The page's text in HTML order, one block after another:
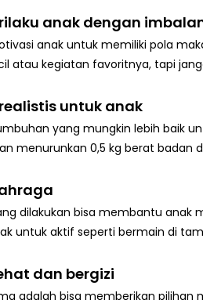
anak dengan
anak untuk memiliki pola
atau kegiatan favoritnya, tapi
untuk anak
yang mungkin lebih baik
menurunkan 0,5 kg berat badan
dilakukan bisa membantu anak
untuk aktif seperti bermain di
dan bergizi
adalah bisa memberikan pilihan